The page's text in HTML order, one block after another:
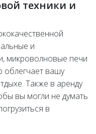
техники и
и
микроволновые печи
облегчает вашу
Также в аренду
вы могли не думать
в